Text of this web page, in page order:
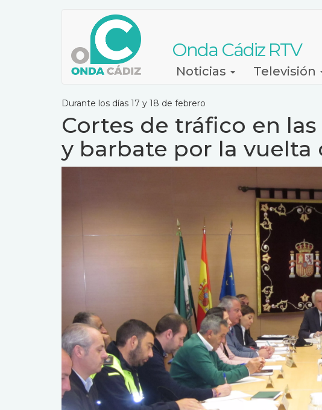
Onda Cádiz RTV
NavegaciónNoticias Televisión
Durante los días 17 y 18 de febrero
Cortes de tráfico en
y barbate por la vuelta